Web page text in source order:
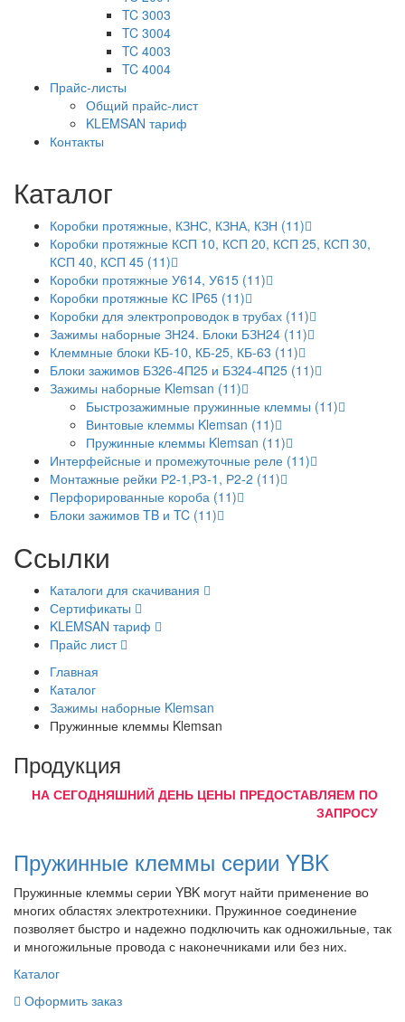
TC 3003
TC 3004
TC 4003
TC 4004
Прайс-листы
Общий прайс-лист
KLEMSAN тариф
Контакты
Каталог
Коробки протяжные, КЗНС, КЗНА, КЗН (11)
Коробки протяжные КСП 10, КСП 20, КСП 25, КСП 30,
КСП 40, КСП 45 (11)
Коробки протяжные У614, У615 (11)
Коробки протяжные КС IP65 (11)
Коробки для электропроводок в трубах (11)
Зажимы наборные ЗН24. Блоки БЗН24 (11)
Клеммные блоки КБ-10, КБ-25, КБ-63 (11)
Блоки зажимов БЗ26-4П25 и БЗ24-4П25 (11)
Зажимы наборные Klemsan (11)
Быстрозажимные пружинные клеммы (11)
Винтовые клеммы Klemsan (11)
Пружинные клеммы Klemsan (11)
Интерфейсные и промежуточные реле (11)
Монтажные рейки Р2-1,Р3-1, Р2-2 (11)
Перфорированные короба (11)
Блоки зажимов TB и TC (11)
Ссылки
Каталоги для скачивания
Сертификаты
KLEMSAN тариф
Прайс лист
Главная
Каталог
Зажимы наборные Klemsan
Пружинные клеммы Klemsan
Продукция
НА СЕГОДНЯШНИЙ ДЕНЬ ЦЕНЫ ПРЕДОСТАВЛЯЕМ ПО
ЗАПРОСУ
Пружинные клеммы серии YBK
Пружинные клеммы серии YBK могут найти применение во
многих областях электротехники. Пружинное соединение
позволяет быстро и надежно подключить как одножильные, так
и многожильные провода с наконечниками или без них.
Каталог
Оформить заказ